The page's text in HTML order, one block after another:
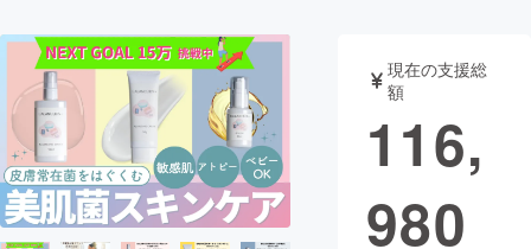
テクノロジー・ガジェット
映像・映画 書籍・雑誌
ビジネス・起業 チャレンジ
現在の支援総
額
116,
980